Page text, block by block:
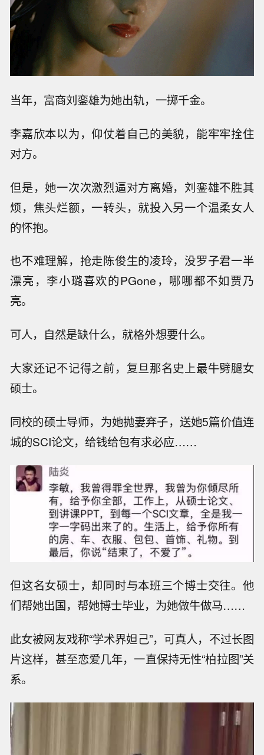
当年，富商刘銮雄为她出轨，一掷千金。
李嘉欣本以为，仰仗着自己的美貌，能牢牢拴住
对方。
但是，她一次次激烈逼对方离婚，刘銮雄不胜其
烦，焦头烂额，一转头，就投入另一个温柔女人
的怀抱。
也不难理解，抢走陈俊生的凌玲，没罗子君一半
漂亮，李小璐喜欢的PGone，哪哪都不如贾乃
亮。
可人，自然是缺什么，就格外想要什么。
大家还记不记得之前，复旦那名史上最牛劈腿女
硕士。
同校的硕士导师，为她抛妻弃子，送她5篇价值连
城的SCI论文，给钱给包有求必应……
但这名女硕士，却同时与本班三个博士交往。他
们帮她出国，帮她博士毕业，为她做牛做马……
此女被网友戏称“学术界妲己”，可真人，不过长图
片这样，甚至恋爱几年，一直保持无性“柏拉图”关
系。